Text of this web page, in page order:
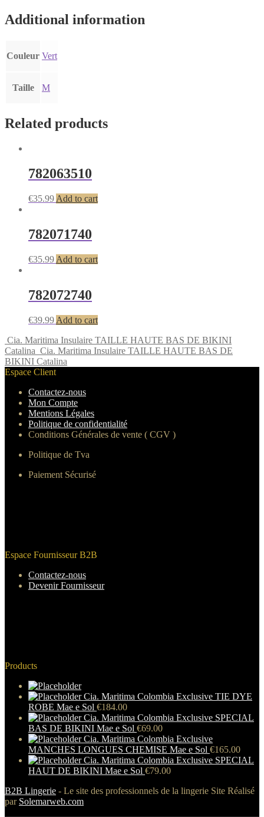
Additional information
Couleur Vert
Taille M
Related products
782063510
€35.99 Add to cart
782071740
€35.99 Add to cart
782072740
€39.99 Add to cart
Cia. Maritima Insulaire TAILLE HAUTE BAS DE BIKINI
Catalina Cia. Maritima Insulaire TAILLE HAUTE BAS DE
BIKINI Catalina
Espace Client
Contactez-nous
Mon Compte
Mentions Légales
Politique de confidentialité
Conditions Générales de vente ( CGV )
Politique de Tva
Paiement Sécurisé
Espace Fournisseur B2B
Contactez-nous
Devenir Fournisseur
Products
Cia. Maritima Colombia Exclusive TIE DYE
ROBE Mae e Sol €184.00
Cia. Maritima Colombia Exclusive SPECIAL
BAS DE BIKINI Mae e Sol €69.00
Cia. Maritima Colombia Exclusive
MANCHES LONGUES CHEMISE Mae e Sol €165.00
Cia. Maritima Colombia Exclusive SPECIAL
HAUT DE BIKINI Mae e Sol €79.00
B2B Lingerie - Le site des professionnels de la lingerie Site Réalisé
par Solemarweb.com